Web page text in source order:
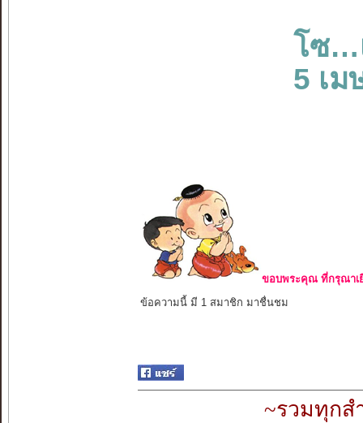
โซ…
5 เม
ขอบพระคุณ ที่กรุณาเ
ข้อความนี้ มี 1 สมาชิก มาชื่นชม
~รวมทุกส